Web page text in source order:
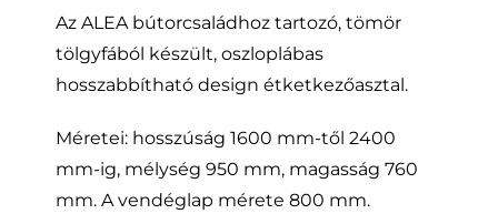
Az ALEA bútorcsaládhoz tartozó, tömör
tölgyfából készült, oszloplábas
hosszabbítható design étketkezőasztal.
Méretei: hosszúság 1600 mm-től 2400
mm-ig, mélység 950 mm, magasság 760
mm. A vendéglap mérete 800 mm.